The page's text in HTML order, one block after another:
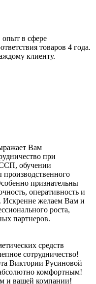
опыт в сфере
товаров 4 года.
клиенту.
Вам
при
обучении
признательны
оперативность и
Искренне желаем Вам и
роста,
партнеров.
средств
сотрудничество!
Виктории Русиновой
комфортным!
и вашей компании!